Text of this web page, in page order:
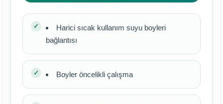
Harici sıcak kullanım suyu boyleri
bağlantısı
Boyler öncelikli çalışma